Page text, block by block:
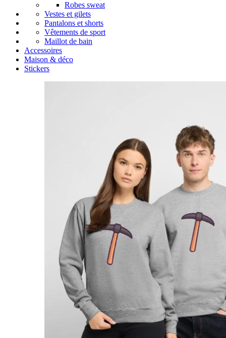
Robes sweat
Vestes et gilets
Pantalons et shorts
Vêtements de sport
Maillot de bain
Accessoires
Maison & déco
Stickers